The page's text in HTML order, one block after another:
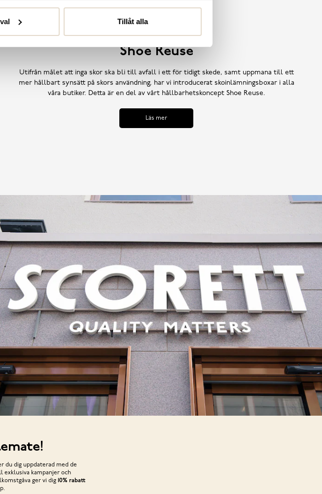
Tillåt alla
Shoe Reuse
Utifrån målet att inga skor ska bli till avfall i ett för tidigt skede, samt uppmana till ett
mer hållbart synsätt på skors användning, har vi introducerat skoinlämningsboxar i alla
våra butiker. Detta är en del av vårt hållbarhetskoncept Shoe Reuse.
Läs mer
du dig uppdaterad med de
exklusiva kampanjer och
ger vi dig 10% rabatt